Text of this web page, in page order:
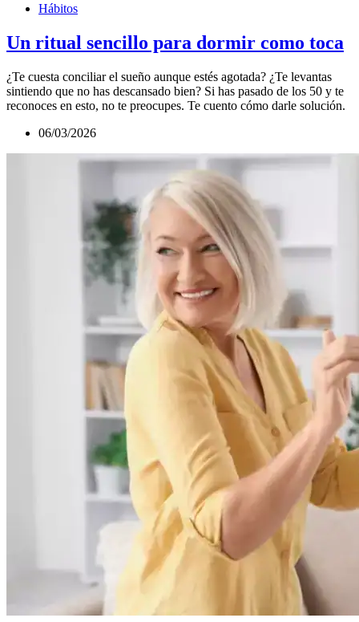
Hábitos
Un ritual sencillo para dormir como toca
¿Te cuesta conciliar el sueño aunque estés agotada? ¿Te levantas
sintiendo que no has descansado bien? Si has pasado de los 50 y te
reconoces en esto, no te preocupes. Te cuento cómo darle solución.
06/03/2026